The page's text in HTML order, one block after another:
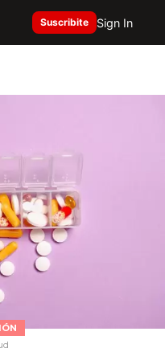
Suscribite Sign In